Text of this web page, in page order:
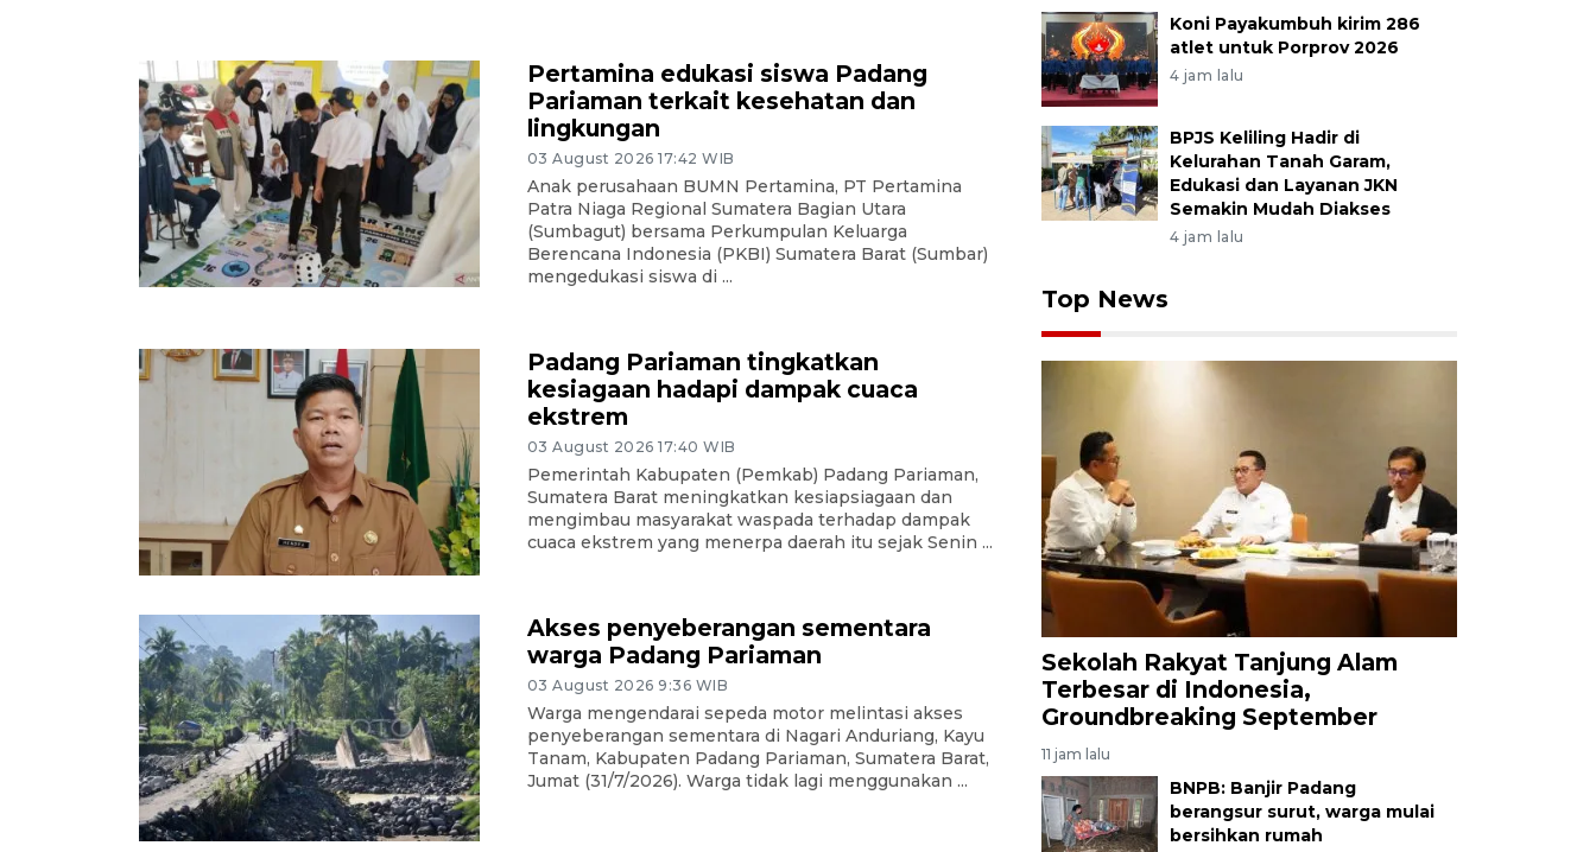
Pertamina edukasi siswa Padang
Pariaman terkait kesehatan dan
lingkungan
03 August 2026 17:42 WIB
Anak perusahaan BUMN Pertamina, PT Pertamina
Patra Niaga Regional Sumatera Bagian Utara
(Sumbagut) bersama Perkumpulan Keluarga
Berencana Indonesia (PKBI) Sumatera Barat (Sumbar)
mengedukasi siswa di ...
Padang Pariaman tingkatkan
kesiagaan hadapi dampak cuaca
ekstrem
03 August 2026 17:40 WIB
Pemerintah Kabupaten (Pemkab) Padang Pariaman,
Sumatera Barat meningkatkan kesiapsiagaan dan
mengimbau masyarakat waspada terhadap dampak
cuaca ekstrem yang menerpa daerah itu sejak Senin ...
Akses penyeberangan sementara
warga Padang Pariaman
03 August 2026 9:36 WIB
Warga mengendarai sepeda motor melintasi akses
penyeberangan sementara di Nagari Anduriang, Kayu
Tanam, Kabupaten Padang Pariaman, Sumatera Barat,
Jumat (31/7/2026). Warga tidak lagi menggunakan ...
Koni Payakumbuh kirim 286
atlet untuk Porprov 2026
4 jam lalu
BPJS Keliling Hadir di
Kelurahan Tanah Garam,
Edukasi dan Layanan JKN
Semakin Mudah Diakses
4 jam lalu
Top News
Sekolah Rakyat Tanjung Alam
Terbesar di Indonesia,
Groundbreaking September
11 jam lalu
BNPB: Banjir Padang
berangsur surut, warga mulai
bersihkan rumah